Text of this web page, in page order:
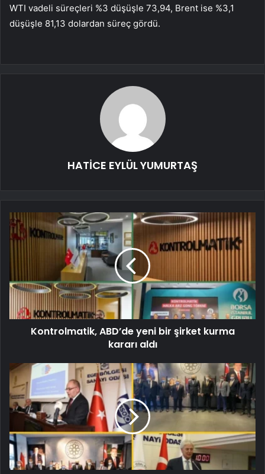
WTI vadeli süreçleri %3 düşüşle 73,94, Brent ise %3,1
düşüşle 81,13 dolardan süreç gördü.
HATİCE EYLÜL YUMURTAŞ
Kontrolmatik, ABD’de yeni bir şirket kurma
kararı aldı